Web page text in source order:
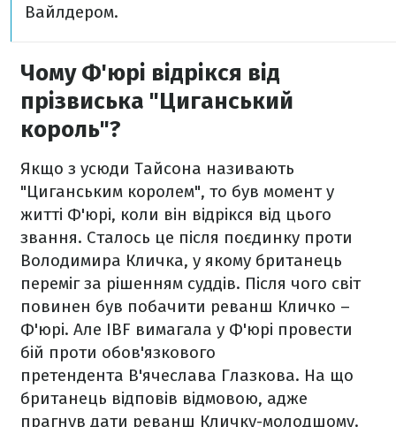
Вайлдером.
Чому Ф'юрі відрікся від
прізвиська "Циганський
король"?
Якщо з усюди Тайсона називають
"Циганським королем", то був момент у
житті Ф'юрі, коли він відрікся від цього
звання. Сталось це після поєдинку проти
Володимира Кличка, у якому британець
переміг за рішенням суддів. Після чого світ
повинен був побачити реванш Кличко –
Ф'юрі. Але IBF вимагала у Ф'юрі провести
бій проти обов'язкового
претендента В'ячеслава Глазкова. На що
британець відповів відмовою, адже
прагнув дати реванш Кличку-молодшому.